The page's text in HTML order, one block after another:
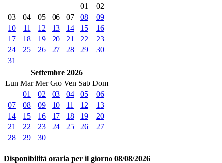
01
02
03
04 05 06 07 08
09
10
11 12 13 14 15
16
17
18 19 20 21 22
23
24
25 26 27 28 29
30
31
Settembre 2026
Lun Mar Mer Gio Ven Sab Dom
01
02 03 04 05
06
07
08 09 10 11 12
13
14
15 16 17 18 19
20
21
22 23 24 25 26
27
28
29 30
Disponibilità oraria per il giorno 08/08/2026